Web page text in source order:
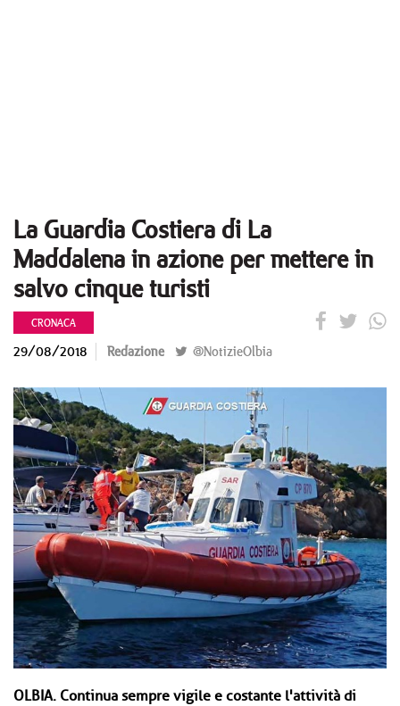
La Guardia Costiera di La
Maddalena in azione per mettere in
salvo cinque turisti
CRONACA
29/08/2018 Redazione @NotizieOlbia
OLBIA. Continua sempre vigile e costante l'attività di